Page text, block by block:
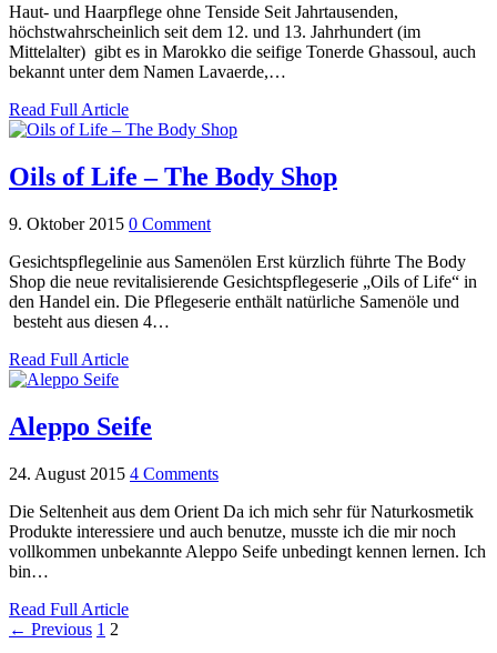
Haut- und Haarpflege ohne Tenside Seit Jahrtausenden,
höchstwahrscheinlich seit dem 12. und 13. Jahrhundert (im
Mittelalter) gibt es in Marokko die seifige Tonerde Ghassoul, auch
bekannt unter dem Namen Lavaerde,…
Read Full Article
Oils of Life – The Body Shop
9. Oktober 2015 0 Comment
Gesichtspflegelinie aus Samenölen Erst kürzlich führte The Body
Shop die neue revitalisierende Gesichtspflegeserie „Oils of Life“ in
den Handel ein. Die Pflegeserie enthält natürliche Samenöle und
besteht aus diesen 4…
Read Full Article
Aleppo Seife
24. August 2015 4 Comments
Die Seltenheit aus dem Orient Da ich mich sehr für Naturkosmetik
Produkte interessiere und auch benutze, musste ich die mir noch
vollkommen unbekannte Aleppo Seife unbedingt kennen lernen. Ich
bin…
Read Full Article
← Previous 1 2